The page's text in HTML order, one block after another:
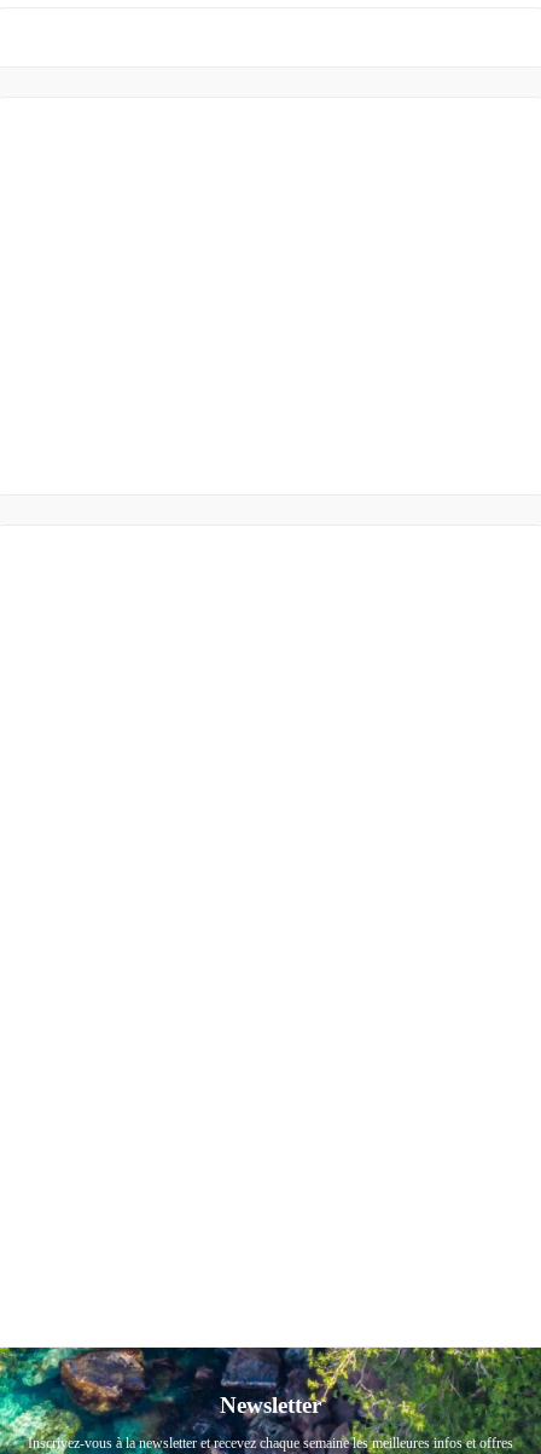
Newsletter
Inscrivez-vous à la newsletter et recevez chaque semaine les meilleures infos et offres